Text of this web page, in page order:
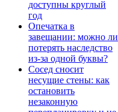
доступны круглый
год
Опечатка в
завещании: можно ли
потерять наследство
из-за одной буквы?
Сосед сносит
несущие стены: как
остановить
незаконную